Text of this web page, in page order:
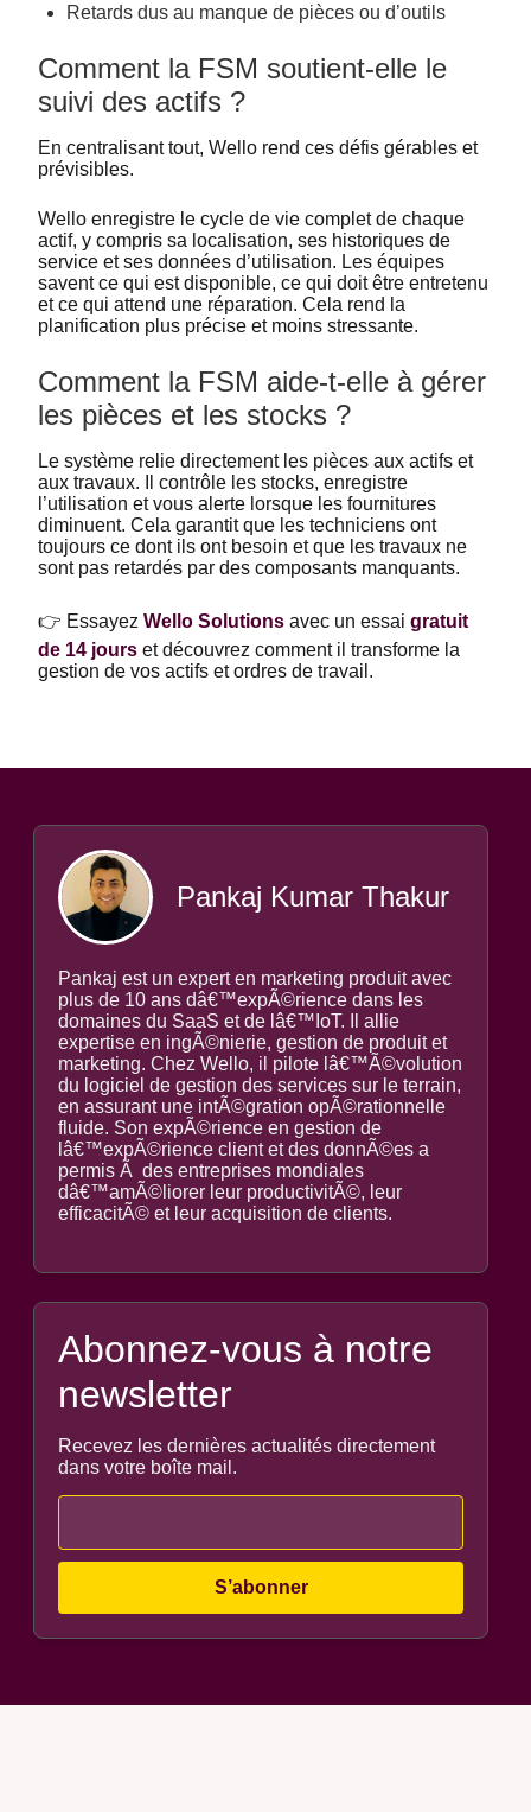
Retards dus au manque de pièces ou d’outils
Comment la FSM soutient-elle le
suivi des actifs ?
En centralisant tout, Wello rend ces défis gérables et
prévisibles.
Wello enregistre le cycle de vie complet de chaque
actif, y compris sa localisation, ses historiques de
service et ses données d’utilisation. Les équipes
savent ce qui est disponible, ce qui doit être entretenu
et ce qui attend une réparation. Cela rend la
planification plus précise et moins stressante.
Comment la FSM aide-t-elle à gérer
les pièces et les stocks ?
Le système relie directement les pièces aux actifs et
aux travaux. Il contrôle les stocks, enregistre
l’utilisation et vous alerte lorsque les fournitures
diminuent. Cela garantit que les techniciens ont
toujours ce dont ils ont besoin et que les travaux ne
sont pas retardés par des composants manquants.
👉 Essayez Wello Solutions avec un essai gratuit
de 14 jours et découvrez comment il transforme la
gestion de vos actifs et ordres de travail.
Pankaj Kumar Thakur
Pankaj est un expert en marketing produit avec
plus de 10 ans dâ€™expÃ©rience dans les
domaines du SaaS et de lâ€™IoT. Il allie
expertise en ingÃ©nierie, gestion de produit et
marketing. Chez Wello, il pilote lâ€™Ã©volution
du logiciel de gestion des services sur le terrain,
en assurant une intÃ©gration opÃ©rationnelle
fluide. Son expÃ©rience en gestion de
lâ€™expÃ©rience client et des donnÃ©es a
permis Ã des entreprises mondiales
dâ€™amÃ©liorer leur productivitÃ©, leur
efficacitÃ© et leur acquisition de clients.
Abonnez-vous à notre
newsletter
Recevez les dernières actualités directement
dans votre boîte mail.